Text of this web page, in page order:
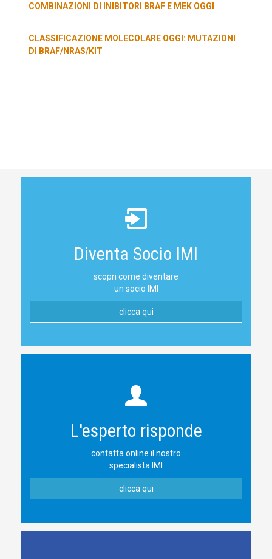
COMBINAZIONI DI INIBITORI BRAF E MEK OGGI
CLASSIFICAZIONE MOLECOLARE OGGI: MUTAZIONI
DI BRAF/NRAS/KIT
Diventa Socio IMI
scopri come diventare
un socio IMI
clicca qui
L'esperto risponde
contatta online il nostro
specialista IMI
clicca qui